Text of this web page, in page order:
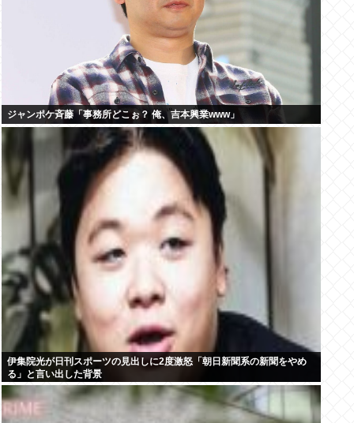
ジャンポケ斉藤「事務所どこぉ？ 俺、吉本興業www」
伊集院光が日刊スポーツの見出しに2度激怒「朝日新聞系の新聞をやめ
る」と言い出した背景